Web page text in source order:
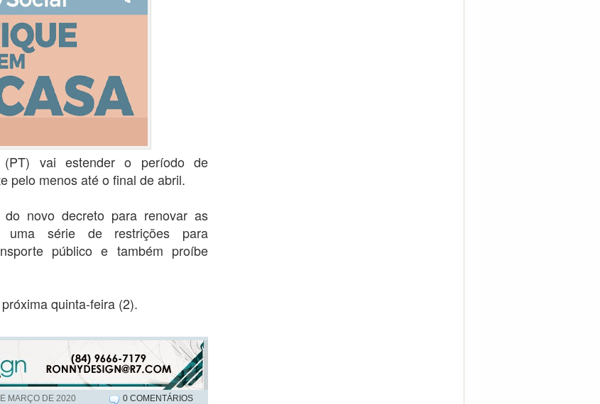
(PT) vai estender o período de
pelo menos até o final de abril.
novo decreto para renovar as
série de restrições para
público e também proíbe
quinta-feira (2).
MARÇO DE 2020 0 COMENTÁRIOS